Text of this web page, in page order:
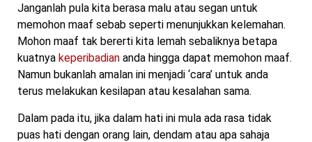
Janganlah pula kita berasa malu atau segan untuk
memohon maaf sebab seperti menunjukkan kelemahan.
Mohon maaf tak bererti kita lemah sebaliknya betapa
kuatnya keperibadian anda hingga dapat memohon maaf.
Namun bukanlah amalan ini menjadi ‘cara’ untuk anda
terus melakukan kesilapan atau kesalahan sama.
Dalam pada itu, jika dalam hati ini mula ada rasa tidak
puas hati dengan orang lain, dendam atau apa sahaja